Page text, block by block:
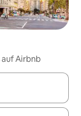
Airbnb
mit den